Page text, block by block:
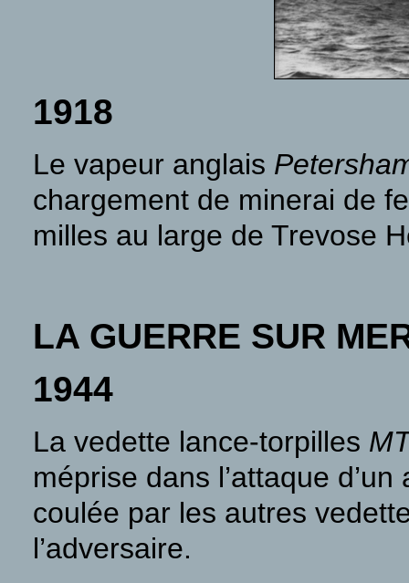
1918
Le vapeur anglais
chargement de minerai de
milles au large de Trevose
LA GUERRE SUR
1944
La vedette lance-torpilles
méprise dans l’attaque
coulée par les autres
l’adversaire.